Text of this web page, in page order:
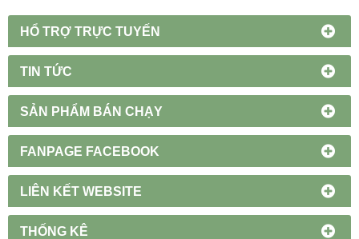
HỔ TRỢ TRỰC TUYẾN
TIN TỨC
SẢN PHẨM BÁN CHẠY
FANPAGE FACEBOOK
LIÊN KẾT WEBSITE
THỐNG KÊ